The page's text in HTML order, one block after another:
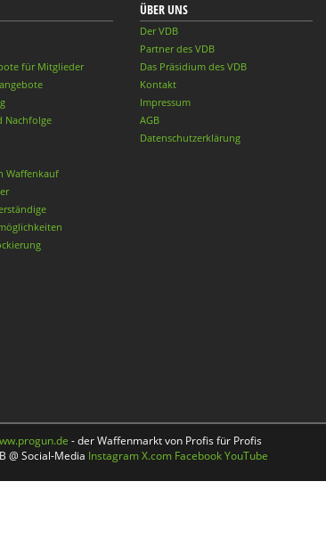
für Mitglieder
Nachfolge
Waffenkauf
ÜBER UNS
Der VDB
Partner des VDB
Das Präsidium des VDB
Kontakt
Impressum
AGB
Datenschutzerklärung
- der Waffenmarkt von Profis für Profis
@ Social-Media InstagramX.com FacebookYouTube